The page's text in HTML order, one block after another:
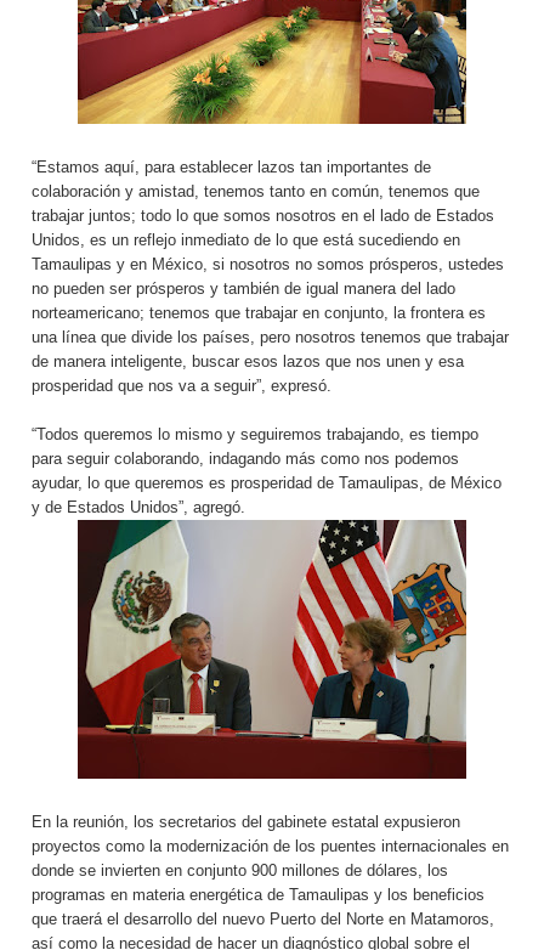
“Estamos aquí, para establecer lazos tan importantes de
colaboración y amistad, tenemos tanto en común, tenemos que
trabajar juntos; todo lo que somos nosotros en el lado de Estados
Unidos, es un reflejo inmediato de lo que está sucediendo en
Tamaulipas y en México, si nosotros no somos prósperos, ustedes
no pueden ser prósperos y también de igual manera del lado
norteamericano; tenemos que trabajar en conjunto, la frontera es
una línea que divide los países, pero nosotros tenemos que trabajar
de manera inteligente, buscar esos lazos que nos unen y esa
prosperidad que nos va a seguir”, expresó.
“Todos queremos lo mismo y seguiremos trabajando, es tiempo
para seguir colaborando, indagando más como nos podemos
ayudar, lo que queremos es prosperidad de Tamaulipas, de México
y de Estados Unidos”, agregó.
En la reunión, los secretarios del gabinete estatal expusieron
proyectos como la modernización de los puentes internacionales en
donde se invierten en conjunto 900 millones de dólares, los
programas en materia energética de Tamaulipas y los beneficios
que traerá el desarrollo del nuevo Puerto del Norte en Matamoros,
así como la necesidad de hacer un diagnóstico global sobre el